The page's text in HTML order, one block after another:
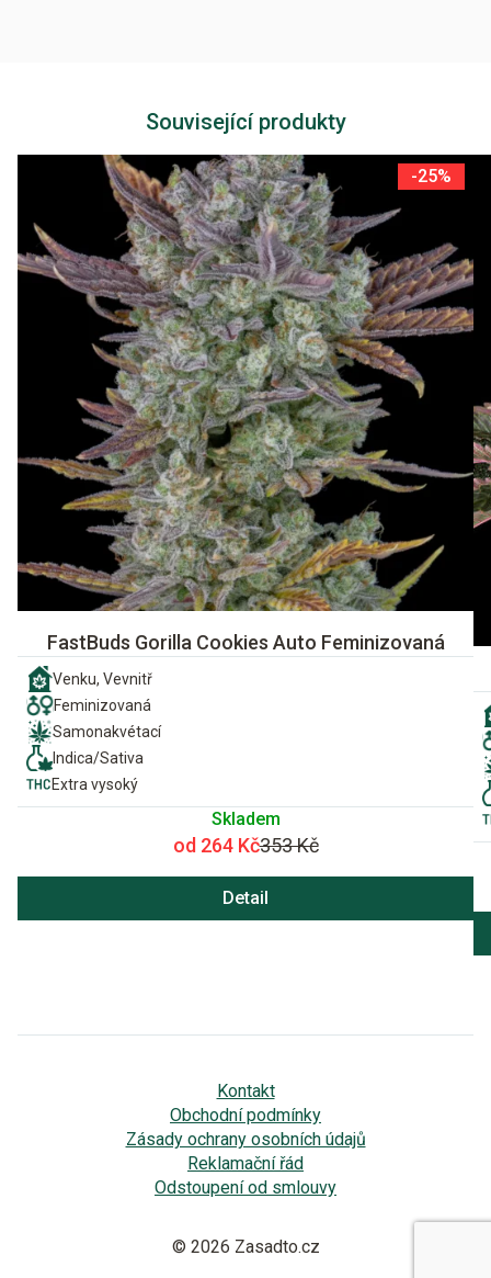
Související produkty
-25%
FastBuds Gorilla Cookies Auto Feminizovaná
Venku, Vevnitř
Feminizovaná
Samonakvétací
Indica/Sativa
Extra vysoký
Skladem
od 264 Kč353 Kč
Detail
Kontakt
Obchodní podmínky
Zásady ochrany osobních údajů
Reklamační řád
Odstoupení od smlouvy
© 2026 Zasadto.cz